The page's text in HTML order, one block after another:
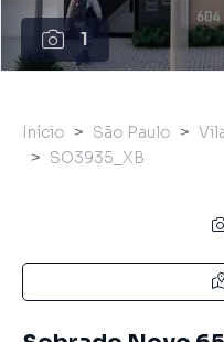
1
Início São Paulo
SO3935_XB